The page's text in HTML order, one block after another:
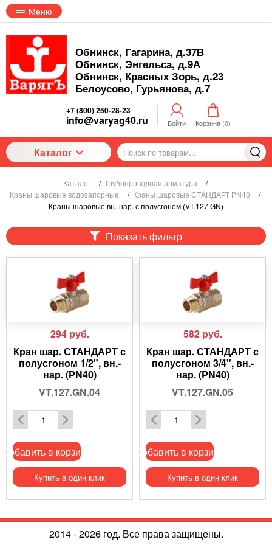
Меню
Обнинск, Гагарина, д.37В
Обнинск, Энгельса, д.9А
Обнинск, Красных Зорь, д.23
Белоусово, Гурьянова, д.7
+7 (800) 250-28-23
info@varyag40.ru Войти Корзина (0)
Каталог
Каталог / Трубопроводная арматура
/
Краны шаровые водозапорные
/ Краны шаровые СТАНДАРТ PN40
/
Краны шаровые вн.-нар. с полусгоном (VT.127.GN)
Показать фильтр
294 руб.
Кран шар. СТАНДАРТ с
полусгоном 1/2", вн.-
нар. (PN40)
VT.127.GN.04
Добавить в корзину
Купить в один клик
582 руб.
Кран шар. СТАНДАРТ с
полусгоном 3/4", вн.-
нар. (PN40)
VT.127.GN.05
Добавить в корзину
Купить в один клик
2014 - 2026 год. Все права защищены.